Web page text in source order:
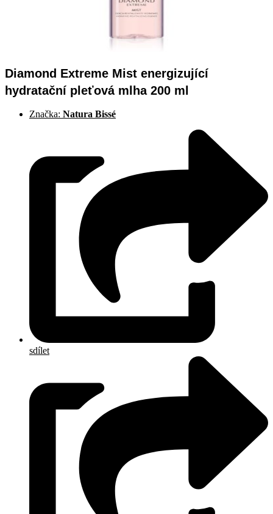
Diamond Extreme Mist energizující
hydratační pleťová mlha 200 ml
Značka: Natura Bissé
sdílet